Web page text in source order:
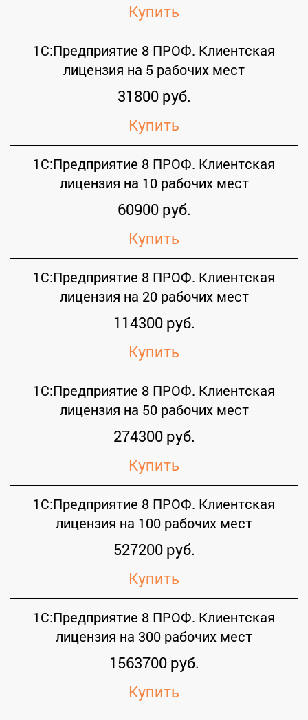
Купить
1С:Предприятие 8 ПРОФ. Клиентская
лицензия на 5 рабочих мест
31800 руб.
Купить
1С:Предприятие 8 ПРОФ. Клиентская
лицензия на 10 рабочих мест
60900 руб.
Купить
1С:Предприятие 8 ПРОФ. Клиентская
лицензия на 20 рабочих мест
114300 руб.
Купить
1С:Предприятие 8 ПРОФ. Клиентская
лицензия на 50 рабочих мест
274300 руб.
Купить
1С:Предприятие 8 ПРОФ. Клиентская
лицензия на 100 рабочих мест
527200 руб.
Купить
1С:Предприятие 8 ПРОФ. Клиентская
лицензия на 300 рабочих мест
1563700 руб.
Купить